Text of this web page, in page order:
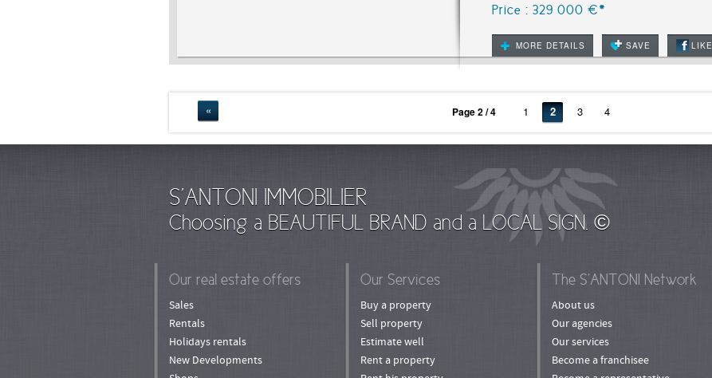
Price : 329 000 €*
MORE DETAILS SAVE LIKE
« Page 2 / 4 1 2 3 4
S'ANTONI IMMOBILIER
Choosing a BEAUTIFUL BRAND and a LOCAL SIGN. ©
Our real estate offers
Sales
Rentals
Holidays rentals
New Developments
Our Services
Buy a property
Sell property
Estimate well
Rent a property
The S’ANTONI Network
About us
Our agencies
Our services
Become a franchisee